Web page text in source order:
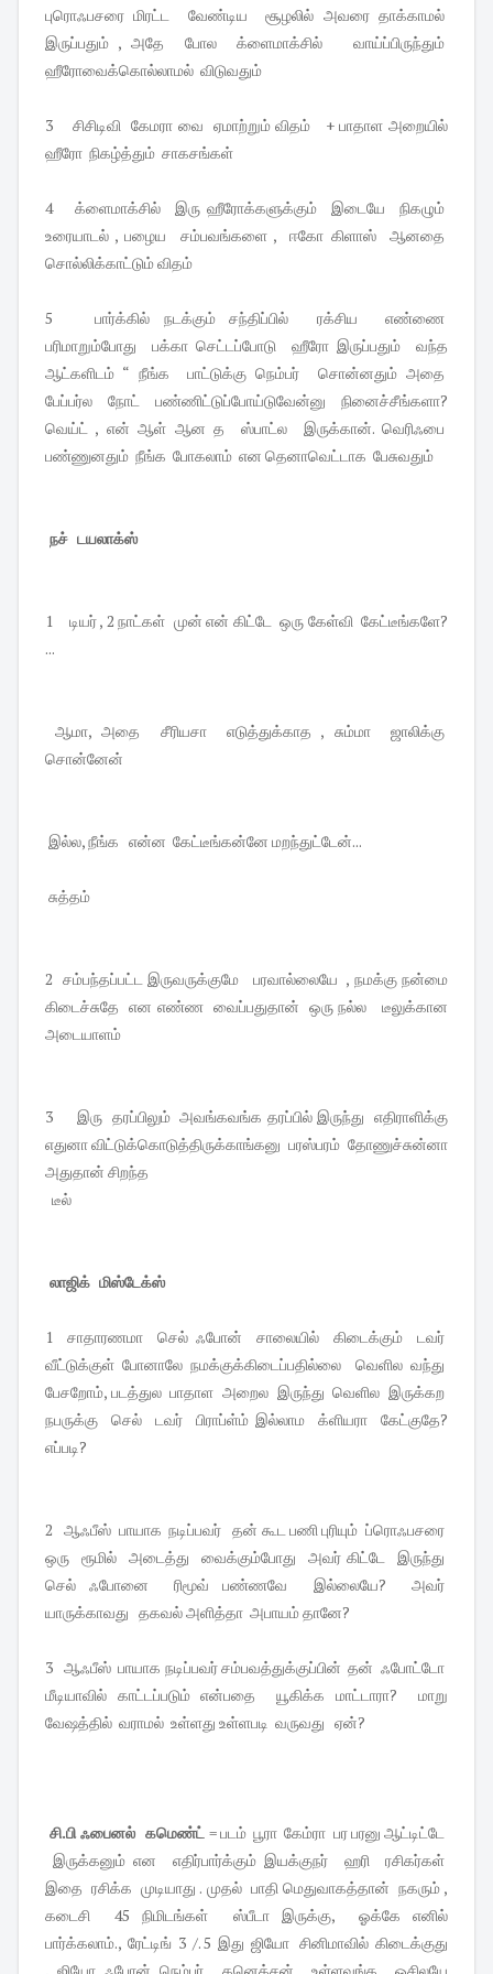
புரொஃபசரை மிரட்ட வேண்டிய சூழலில் அவரை தாக்காமல்
இருப்பதும் , அதே போல க்ளைமாக்சில் வாய்ப்பிருந்தும்
ஹீரோவைக்கொல்லாமல் விடுவதும்
3 சிசிடிவி கேமரா வை ஏமாற்றும் விதம் + பாதாள அறையில்
ஹீரோ நிகழ்த்தும் சாகசங்கள்
4 க்ளைமாக்சில் இரு ஹீரோக்களுக்கும் இடையே நிகழும்
உரையாடல் , பழைய சம்பவங்களை , ஈகோ கிளாஸ் ஆனதை
சொல்லிக்காட்டும் விதம்
5 பார்க்கில் நடக்கும் சந்திப்பில் ரக்சிய எண்ணை
பரிமாறும்போது பக்கா செட்டப்போடு ஹீரோ இருப்பதும் வந்த
ஆட்களிடம் “ நீங்க பாட்டுக்கு நெம்பர் சொன்னதும் அதை
பேப்பர்ல நோட் பண்ணிட்டுப்போய்டுவேன்னு நினைச்சீங்களா?
வெய்ட் , என் ஆள் ஆன த ஸ்பாட்ல இருக்கான். வெரிஃபை
பண்ணுனதும் நீங்க போகலாம் என தெனாவெட்டாக பேசுவதும்
நச் டயலாக்ஸ்
1 டியர் , 2 நாட்கள் முன் என் கிட்டே ஒரு கேள்வி கேட்டீங்களே?
...
ஆமா, அதை சீரியசா எடுத்துக்காத , சும்மா ஜாலிக்கு
சொன்னேன்
இல்ல, நீங்க என்ன கேட்டீங்கன்னே மறந்துட்டேன்...
சுத்தம்
2 சம்பந்தப்பட்ட இருவருக்குமே பரவால்லையே , நமக்கு நன்மை
கிடைச்சுதே என எண்ண வைப்பதுதான் ஒரு நல்ல டீலுக்கான
அடையாளம்
3 இரு தரப்பிலும் அவங்கவங்க தரப்பில் இருந்து எதிராளிக்கு
எதுனா விட்டுக்கொடுத்திருக்காங்கனு பரஸ்பரம் தோணுச்சுன்னா
அதுதான் சிறந்த
டீல்
லாஜிக் மிஸ்டேக்ஸ்
1 சாதாரணமா செல் ஃபோன் சாலையில் கிடைக்கும் டவர்
வீட்டுக்குள் போனாலே நமக்குக்கிடைப்பதில்லை வெளில வந்து
பேசறோம், படத்துல பாதாள அறைல இருந்து வெளில இருக்கற
நபருக்கு செல் டவர் பிராப்ள்ம் இல்லாம க்ளியரா கேட்குதே?
எப்படி?
2 ஆஃபீஸ் பாயாக நடிப்பவர் தன் கூட பணி புரியும் ப்ரொஃபசரை
ஒரு ரூமில் அடைத்து வைக்கும்போது அவர் கிட்டே இருந்து
செல் ஃபோனை ரிமூவ் பண்ணவே இல்லையே? அவர்
யாருக்காவது தகவல் அளித்தா அபாயம் தானே?
3 ஆஃபீஸ் பாயாக நடிப்பவர் சம்பவத்துக்குப்பின் தன் ஃபோட்டோ
மீடியாவில் காட்டப்படும் என்பதை யூகிக்க மாட்டாரா? மாறு
வேஷத்தில் வராமல் உள்ளது உள்ளபடி வருவது ஏன்?
சி.பி ஃபைனல் கமெண்ட் = படம் பூரா கேம்ரா பர பரனு ஆட்டிட்டே
இருக்கனும் என எதிர்பார்க்கும் இயக்குநர் ஹரி ரசிகர்கள்
இதை ரசிக்க முடியாது . முதல் பாதி மெதுவாகத்தான் நகரும் ,
கடைசி 45 நிமிடங்கள் ஸ்பீடா இருக்கு, ஓக்கே எனில்
பார்க்கலாம்., ரேட்டிங் 3 /. 5 இது ஜியோ சினிமாவில் கிடைக்குது